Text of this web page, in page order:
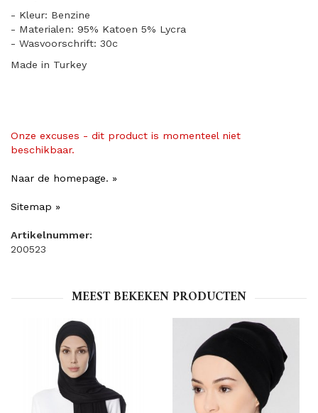
- Kleur: Benzine
- Materialen: 95% Katoen 5% Lycra
- Wasvoorschrift: 30c
Made in Turkey
Onze excuses - dit product is momenteel niet
beschikbaar.
Naar de homepage. »
Sitemap »
Artikelnummer:
200523
MEEST BEKEKEN PRODUCTEN